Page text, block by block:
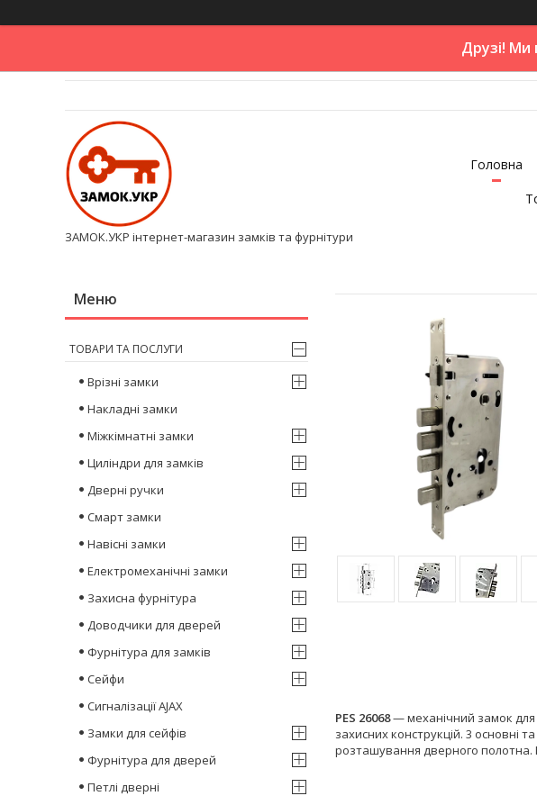
Друзі! Ми
ЗАМОК.УКР інтернет-магазин замків та фурнітури
Головна
PES 26068— механічний замок для
захисних конструкцій. 3 основні
розташування дверного полотна.
ТОВАРИ ТА ПОСЛУГИ
Врізні замки
Накладні замки
Міжкімнатні замки
Циліндри для замків
Дверні ручки
Смарт замки
Навісні замки
Електромеханічні замки
Захисна фурнітура
Доводчики для дверей
Фурнітура для замків
Сейфи
Сигналізації AJAX
Замки для сейфів
Фурнітура для дверей
Петлі дверні